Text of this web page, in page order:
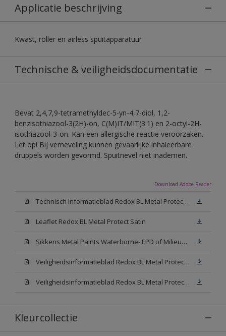
Applicatie beschrijving
Kwast, roller en airless spuitapparatuur
Technische & veiligheidsdocumentatie
Bevat 2,4,7,9-tetramethyldec-5-yn-4,7-diol, 1,2-
benzisothiazool-3(2H)-on, C(M)IT/MIT(3:1) en 2-octyl-2H-
isothiazool-3-on. Kan een allergische reactie veroorzaken.
Let op! Bij verneveling kunnen gevaarlijke inhaleerbare
druppels worden gevormd. Spuitnevel niet inademen.
Download Adobe Reader
Technisch Informatieblad Redox BL Metal Protect (PDF)
Leaflet Redox BL Metal Protect Satin
Sikkens Metal Paints Waterborne- EPD of Milieuproductverklaring
Veiligheidsinformatieblad Redox BL Metal Protect Satin N00 (MSDS)
Veiligheidsinformatieblad Redox BL Metal Protect Satin White W05 (MSDS)
Kleurcollectie